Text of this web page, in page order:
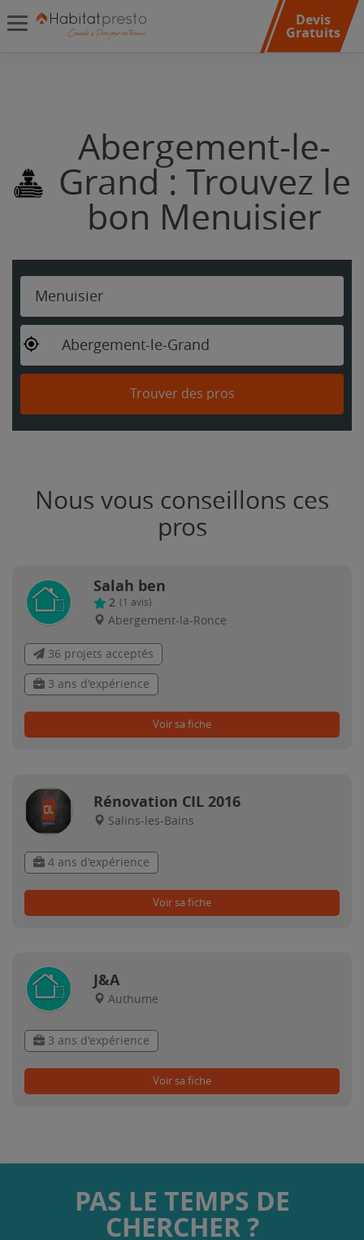
Devis
Gratuits
Abergement-le-
Grand : Trouvez le
bon Menuisier
Menuisier
Abergement-le-Grand
Trouver des pros
Nous vous conseillons ces
pros
Salah ben
2 (1 avis)
Abergement-la-Ronce
36 projets acceptés
3 ans d'expérience
Voir sa fiche
Rénovation CIL 2016
Salins-les-Bains
4 ans d'expérience
Voir sa fiche
J&A
Authume
3 ans d'expérience
Voir sa fiche
PAS LE TEMPS DE
CHERCHER ?